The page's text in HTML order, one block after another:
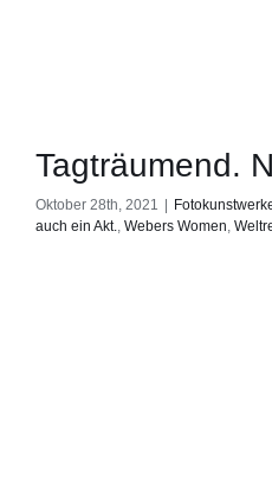
Tagträumend.
Oktober 28th, 2021 |
auch ein Akt. Webers Women